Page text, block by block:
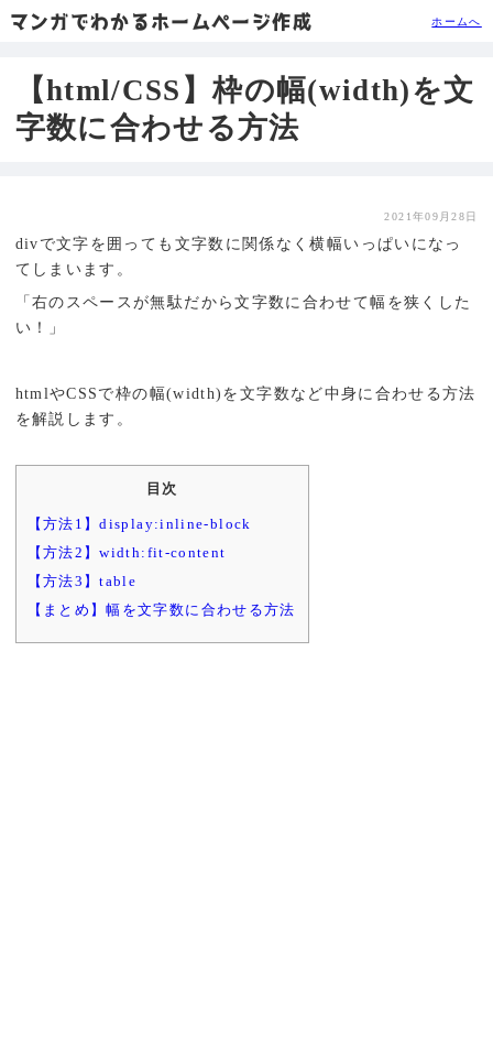
マンガでわかるホームページ作成 ホームへ
【html/CSS】枠の幅(width)を文
字数に合わせる方法
2021年09月28日
divで文字を囲っても文字数に関係なく横幅いっぱいになっ
てしまいます。
「右のスペースが無駄だから文字数に合わせて幅を狭くした
い！」
htmlやCSSで枠の幅(width)を文字数など中身に合わせる方法
を解説します。
目次
【方法1】display:inline-block
【方法2】width:fit-content
【方法3】table
【まとめ】幅を文字数に合わせる方法